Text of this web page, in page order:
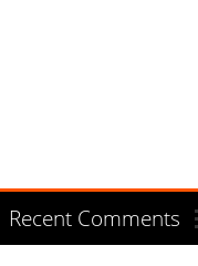
Recent Comments